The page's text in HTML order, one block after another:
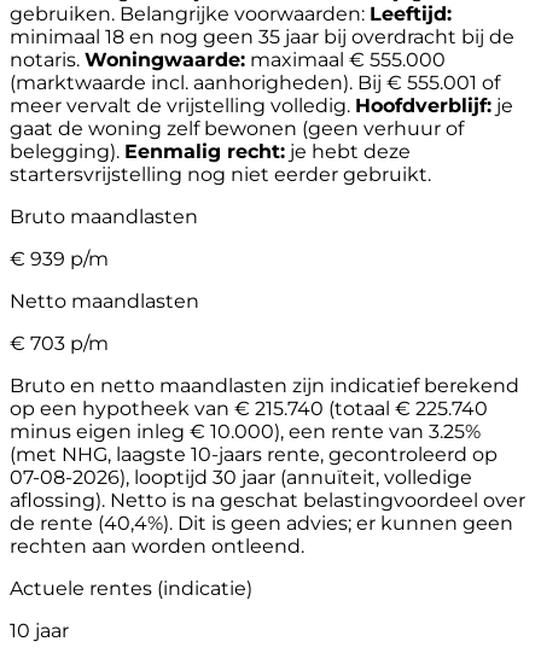
gebruiken. Belangrijke voorwaarden: Leeftijd:
minimaal 18 en nog geen 35 jaar bij overdracht bij de
notaris. Woningwaarde: maximaal € 555.000
(marktwaarde incl. aanhorigheden). Bij € 555.001 of
meer vervalt de vrijstelling volledig. Hoofdverblijf: je
gaat de woning zelf bewonen (geen verhuur of
belegging). Eenmalig recht: je hebt deze
startersvrijstelling nog niet eerder gebruikt.
Bruto maandlasten
€ 939 p/m
Netto maandlasten
€ 703 p/m
Bruto en netto maandlasten zijn indicatief berekend
op een hypotheek van € 215.740 (totaal € 225.740
minus eigen inleg € 10.000), een rente van 3.25%
(met NHG, laagste 10-jaars rente, gecontroleerd op
07-08-2026), looptijd 30 jaar (annuïteit, volledige
aflossing). Netto is na geschat belastingvoordeel over
de rente (40,4%). Dit is geen advies; er kunnen geen
rechten aan worden ontleend.
Actuele rentes (indicatie)
10 jaar